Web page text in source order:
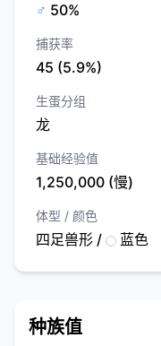
♂ 50%
捕获率
45 (5.9%)
生蛋分组
龙
基础经验值
1,250,000 (慢)
体型 / 颜色
四足兽形 / 蓝色
种族值